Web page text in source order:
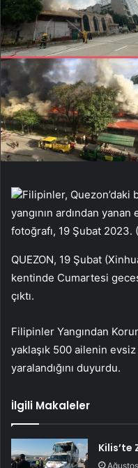
Filipinler, Quezon’daki
yangının ardından
fotoğrafı, 19 Şubat
QUEZON, 19 Şubat
kentinde Cumartesi
çıktı.
Filipinler Yangından
yaklaşık 500 ailenin evsiz
yaralandığını duyurdu.
İlgili Makaleler
Kilis’te